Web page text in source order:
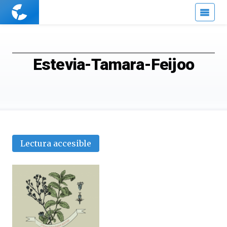
Cuaderno
Estevia-Tamara-Feijoo
Lectura accesible